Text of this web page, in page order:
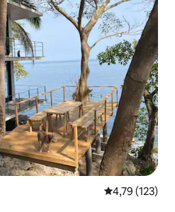
Середня
4,79 (123)